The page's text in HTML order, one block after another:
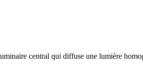
central qui diffuse une lumière